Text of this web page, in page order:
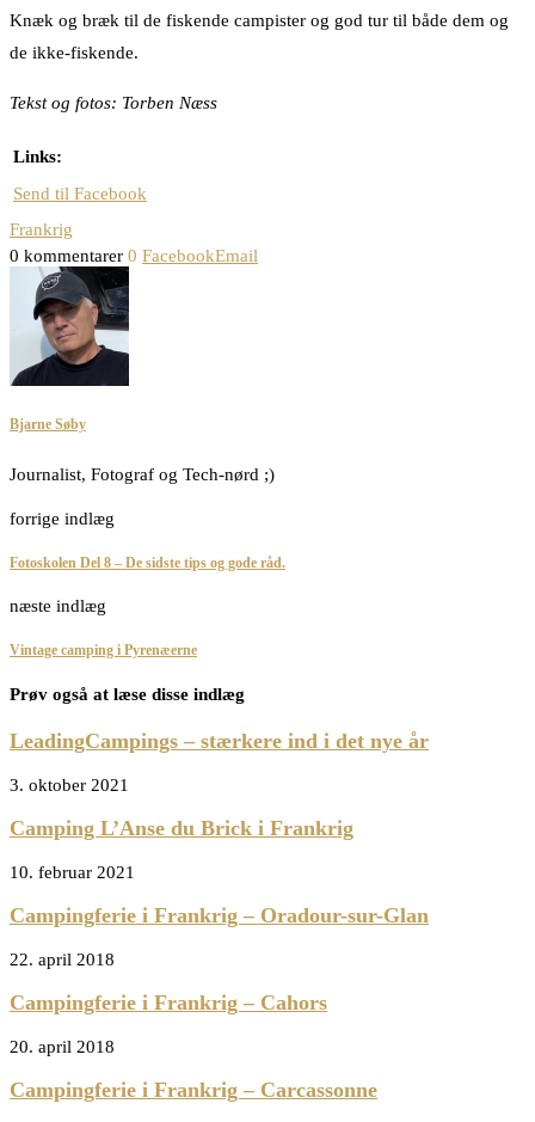
Knæk og bræk til de fiskende campister og god tur til både dem og
de ikke-fiskende.
Tekst og fotos: Torben Næss
Links:
Send til Facebook
Frankrig
0 kommentarer 0 FacebookEmail
Bjarne Søby
Journalist, Fotograf og Tech-nørd ;)
forrige indlæg
Fotoskolen Del 8 – De sidste tips og gode råd.
næste indlæg
Vintage camping i Pyrenæerne
Prøv også at læse disse indlæg
LeadingCampings – stærkere ind i det nye år
3. oktober 2021
Camping L’Anse du Brick i Frankrig
10. februar 2021
Campingferie i Frankrig – Oradour-sur-Glan
22. april 2018
Campingferie i Frankrig – Cahors
20. april 2018
Campingferie i Frankrig – Carcassonne